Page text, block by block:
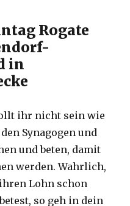
Rogate
in
ihr nicht sein wie
Synagogen und
und beten, damit
werden. Wahrlich,
Lohn schon
so geh in dein